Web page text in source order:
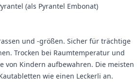
(als Pyrantel Embonat)
und -größen. Sicher für trächtige
Trocken bei Raumtemperatur und
von Kindern aufbewahren. Die meisten
wie einen Leckerli an.